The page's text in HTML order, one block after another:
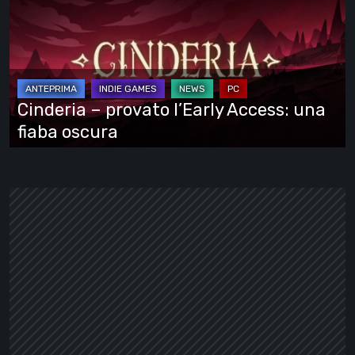
provato
l’Early
Access:
una
fiaba
oscura
Cinderia – provato l’Early Access: una
fiaba oscura